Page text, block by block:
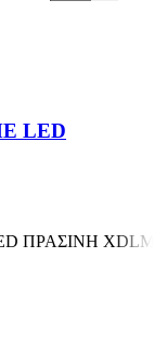
LED
ΠΡΑΣΙΝΗ XDLM1